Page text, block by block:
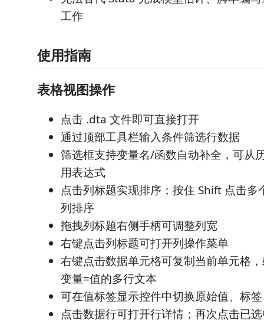
工作
使用指南
表格视图操作
点击 .dta 文件即可直接打开
通过顶部工具栏输入条件筛选行数据
筛选框支持变量名/函数自动补全，可从
用表达式
点击列标题实现排序；按住 Shift 点击多
列排序
拖拽列标题右侧手柄可调整列宽
右键点击列标题可打开列操作菜单
右键点击数据单元格可复制当前单元格
变量=值的多行文本
可在值标签显示控件中切换原始值、标
点击数据行可打开行详情；再次点击已